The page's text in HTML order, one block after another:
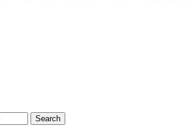
Search